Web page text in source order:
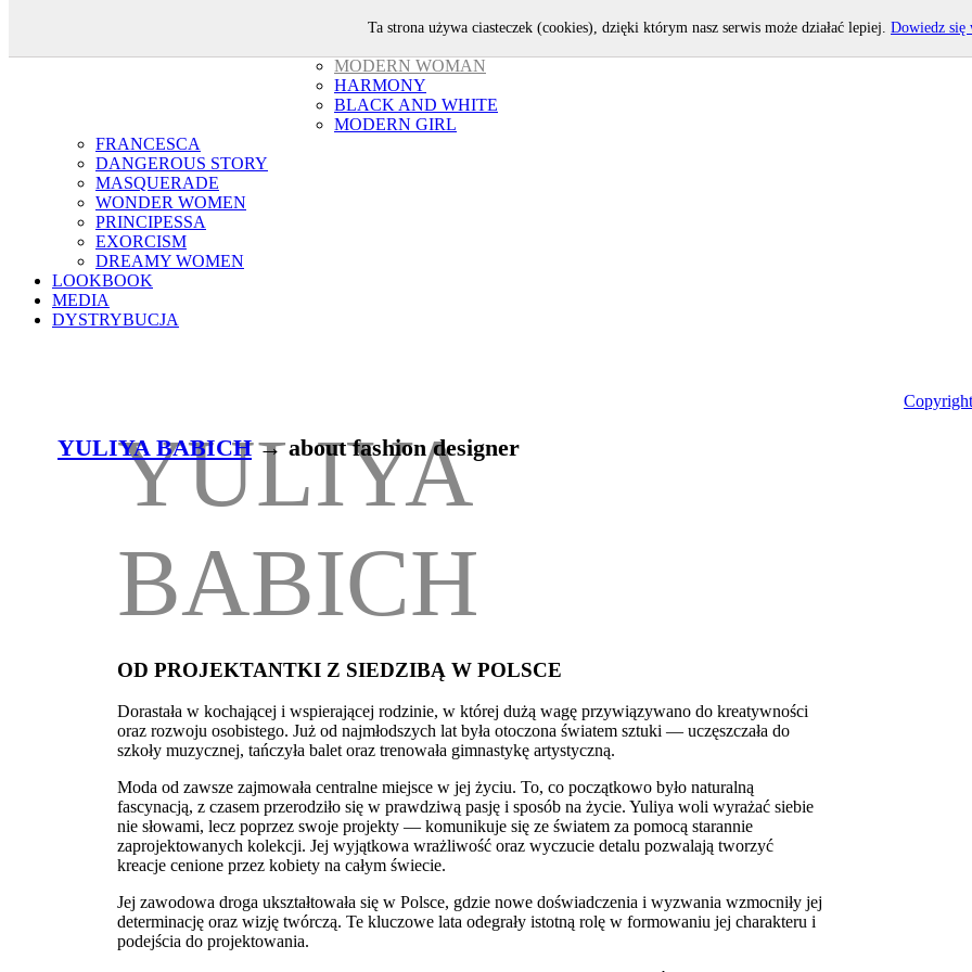
YULIYA BABICH
MODERN WOMAN
HARMONY
BLACK AND WHITE
MODERN GIRL
FRANCESCA
DANGEROUS STORY
MASQUERADE
WONDER WOMEN
PRINCIPESSA
EXORCISM
DREAMY WOMEN
LOOKBOOK
MEDIA
DYSTRYBUCJA
YULIYA BABICH→ about fashion designer
YULIYA
BABICH
OD PROJEKTANTKI Z SIEDZIBĄ W POLSCE
Dorastała w kochającej i wspierającej rodzinie, w której dużą wagę przywiązywano do kreatywności
oraz rozwoju osobistego. Już od najmłodszych lat była otoczona światem sztuki — uczęszczała do
szkoły muzycznej, tańczyła balet oraz trenowała gimnastykę artystyczną.
Moda od zawsze zajmowała centralne miejsce w jej życiu. To, co początkowo było naturalną
fascynacją, z czasem przerodziło się w prawdziwą pasję i sposób na życie. Yuliya woli wyrażać siebie
nie słowami, lecz poprzez swoje projekty — komunikuje się ze światem za pomocą starannie
zaprojektowanych kolekcji. Jej wyjątkowa wrażliwość oraz wyczucie detalu pozwalają tworzyć
kreacje cenione przez kobiety na całym świecie.
Jej zawodowa droga ukształtowała się w Polsce, gdzie nowe doświadczenia i wyzwania wzmocniły jej
determinację oraz wizję twórczą. Te kluczowe lata odegrały istotną rolę w formowaniu jej charakteru i
podejścia do projektowania.
Ta strona używa ciasteczek (cookies), dzięki którym nasz serwis może działać lepiej. Dowiedz się